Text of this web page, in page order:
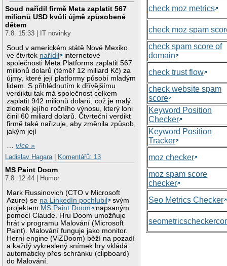
Soud nařídil firmě Meta zaplatit 567
milionů USD kvůli újmě způsobené
dětem
7.8. 15:33 | IT novinky
Soud v americkém státě Nové Mexiko
ve čtvrtek nařídil
internetové
společnosti Meta Platforms zaplatit 567
milionů dolarů (téměř 12 miliard Kč) za
újmy, které její platformy působí mladým
lidem. S přihlédnutím k dřívějšímu
verdiktu tak má společnost celkem
zaplatit 942 milionů dolarů, což je malý
zlomek jejího ročního výnosu, který loni
činil 60 miliard dolarů. Čtvrteční verdikt
firmě také nařizuje, aby změnila způsob,
jakým její
…více »
Ladislav Hagara
Komentářů: 13
MS Paint Doom
7.8. 12:44 | Humor
Mark Russinovich (CTO v Microsoft
Azure) se na LinkedIn pochlubil
svým
projektem MS Paint Doom
napsaným
pomocí Claude. Hru Doom umožňuje
hrát v programu Malování (Microsoft
Paint). Malování funguje jako monitor.
Herní engine (ViZDoom) běží na pozadí
a každý vykreslený snímek hry vkládá
automaticky přes schránku (clipboard)
do Malování.
check moz metrics
check moz spam
check spam score of
domain
check trust flow
check website spam
score
Keyword Position
Checker
Keyword Position
Tracker
moz checker
moz spam score
checker
Seo Metrics Checker